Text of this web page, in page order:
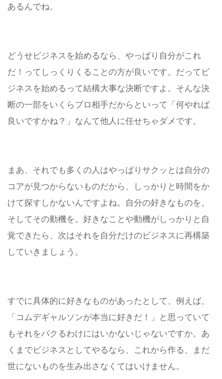
あるんでね。
どうせビジネスを始めるなら、やっぱり自分がこれ
だ！ってしっくりくることの方が良いです。だってビ
ジネスを始めるって結構大事な決断ですよ。そんな決
断の一部をいくらプロ相手だからといって「何やれば
良いですかね？」なんて他人に任せちゃダメです。
まあ、それでも多くの人はやっぱりサクッとは自分の
コアが見つからないものだから、しっかりと時間をか
けて探すしかないんですよね。自分の好きなものを。
そしてその動機を。 好きなことや動機がしっかりと自
覚できたら、次はそれを自分だけのビジネスに再構築
していきましょう。
すでに具体的に好きなものがあったとして、例えば、
「コムデギャルソンが本当に好きだ！」と思っていて
もそれをパクるわけにはいかないじゃないですか。あ
くまでビジネスとしてやるなら、これから作る、まだ
世にないものを生み出さなくてはいけません。